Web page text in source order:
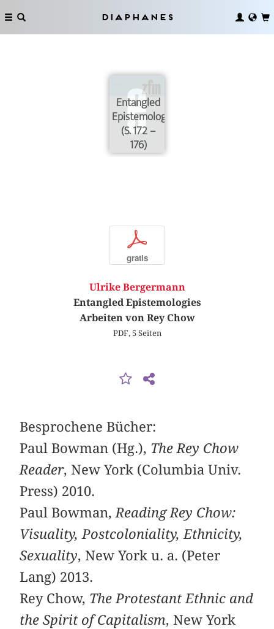
Diaphanes
Entangled
Epistemologies
(S. 172 –
176)
p
gratis
Ulrike Bergermann
Entangled Epistemologies
Arbeiten von Rey Chow
PDF, 5 Seiten
Besprochene Bücher:
Paul Bowman (Hg.), The Rey Chow
Reader, New York (Columbia Univ.
Press) 2010.
Paul Bowman, Reading Rey Chow:
Visuality, Postcoloniality, Ethnicity,
Sexuality, New York u. a. (Peter
Lang) 2013.
Rey Chow, The Protestant Ethnic and
the Spirit of Capitalism, New York